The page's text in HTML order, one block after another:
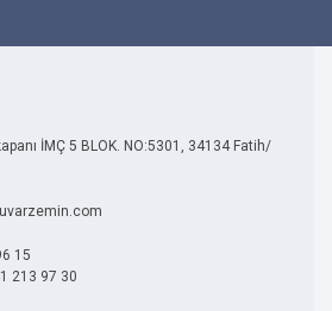
İMÇ 5 BLOK. NO:5301, 34134 Fatih/
15
213 97 30